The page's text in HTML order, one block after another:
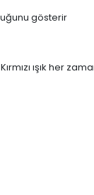
gösterir
ışık her